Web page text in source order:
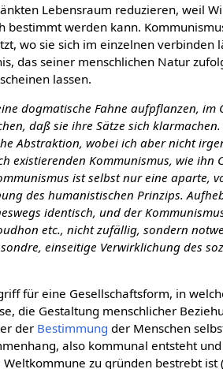
Lebensraum reduzieren, weil
bestimmt werden kann.
wo sie sich im einzelnen verbinden
das seiner menschlichen Natur
lassen.
dogmatische Fahne aufpflanzen, im
daß sie ihre Sätze sich
Abstraktion, wobei ich aber nicht
existierenden Kommunismus, wie ihn
ist selbst nur eine aparte,
des humanistischen Prinzips.
identisch, und der
etc., nicht zufällig, sondern
einseitige Verwirklichung des
für eine Gesellschaftsform, in
die Gestaltung menschlicher
der Bestimmung der Menschen
also kommunal entsteht
zu gründen bestrebt ist